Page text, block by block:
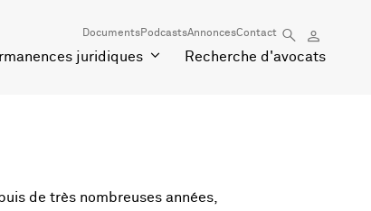
DocumentsPodcastsAnnoncesContact
juridiques Recherche d'avocats
de très nombreuses années,